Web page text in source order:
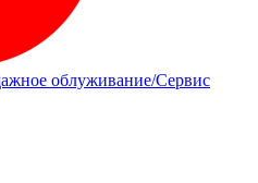
облуживание/Сервис